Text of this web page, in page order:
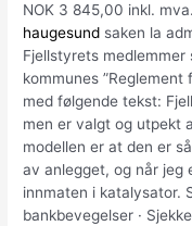
NOK 3 845,00 inkl. mva.
haugesund saken la
Fjellstyrets
kommunes
med følgende tekst:
men er valgt og utpekt
modellen er at den er
av anlegget, og når jeg
innmaten i katalysator.
bankbevegelser ·